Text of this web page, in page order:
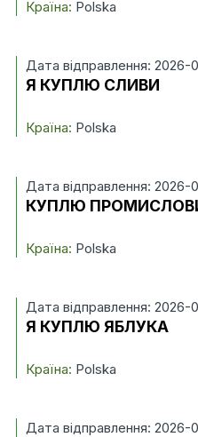
Країна: Polska
Дата відправлення: 2026-
Я КУПЛЮ СЛИВИ
Країна: Polska
Дата відправлення: 2026-
КУПЛЮ
Країна: Polska
Дата відправлення: 2026-
Я КУПЛЮ ЯБЛУКА
Країна: Polska
Дата відправлення: 2026-